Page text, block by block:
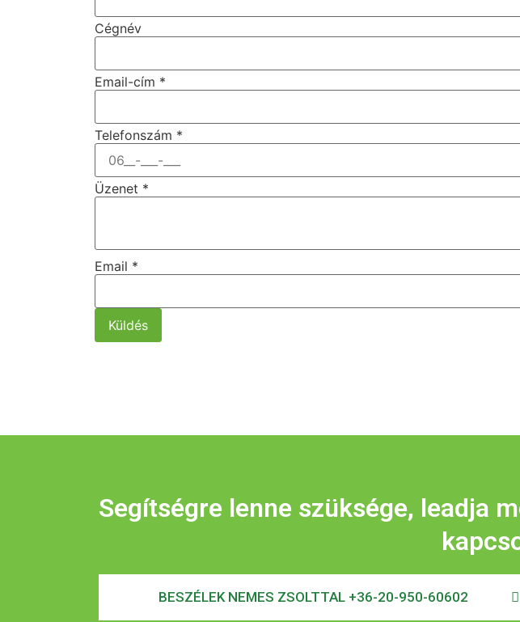
Cégnév
Email-cím *
Telefonszám *
Üzenet *
Email *
Küldés
Segítségre lenne szüksége, leadja
BESZÉLEK NEMES ZSOLTTAL +36-20-950-60602